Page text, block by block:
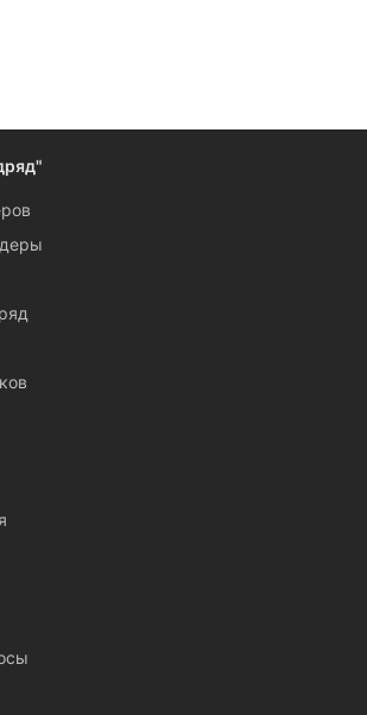
работ в Костроме,
тендеров: в них есть все, чтобы
сделать заказчику выгодное предложение.